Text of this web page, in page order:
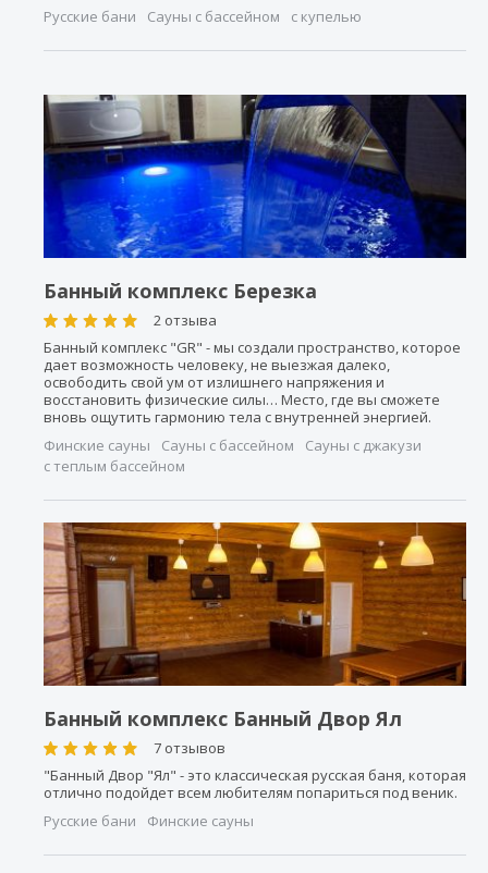
Русские бани
Сауны с бассейном с купелью
Банный комплекс Березка
2 отзыва
Банный комплекс "GR" - мы создали пространство, которое
дает возможность человеку, не выезжая далеко,
освободить свой ум от излишнего напряжения и
восстановить физические силы… Место, где вы сможете
вновь ощутить гармонию тела с внутренней энергией.
Финские сауны
Сауны с бассейном
Сауны с джакузи
с теплым бассейном
Банный комплекс Банный Двор Ял
7 отзывов
"Банный Двор "Ял" - это классическая русская баня, которая
отлично подойдет всем любителям попариться под веник.
Русские бани
Финские сауны